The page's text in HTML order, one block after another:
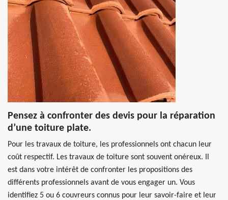
Pensez à confronter des devis pour la réparation
d’une toiture plate.
Pour les travaux de toiture, les professionnels ont chacun leur
coût respectif. Les travaux de toiture sont souvent onéreux. Il
est dans votre intérêt de confronter les propositions des
différents professionnels avant de vous engager un. Vous
identifiez 5 ou 6 couvreurs connus pour leur savoir-faire et leur